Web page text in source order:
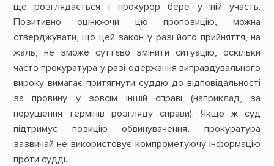
ще розглядається і прокурор бере у ній участь.
Позитивно оцінюючи цю пропозицію, можна
стверджувати, що цей закон у разі його прийняття, на
жаль, не зможе суттєво змінити ситуацію, оскільки
часто прокуратура у разі одержання виправдувального
вироку вимагає притягнути суддю до відповідальності
за провину у зовсім іншій справі (наприклад, за
порушення термінів розгляду справи). Якщо ж суд
підтримує позицію обвинувачення, прокуратура
зазвичай не використовує компрометуючу інформацію
проти судді.